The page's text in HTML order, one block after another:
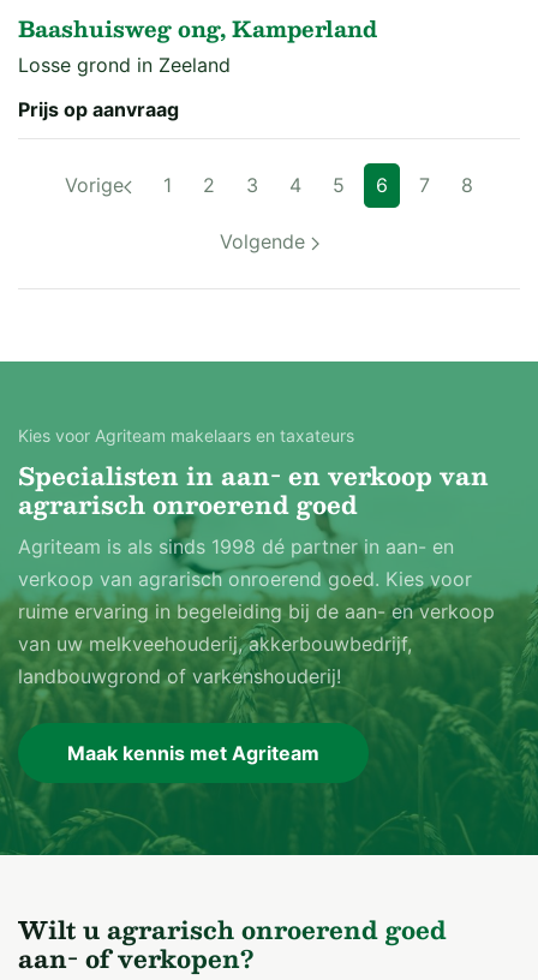
Baashuisweg ong, Kamperland
Losse grond in Zeeland
Prijs op aanvraag
Vorige 1 2 3 4 5 6 7 8
Volgende
Kies voor Agriteam makelaars en taxateurs
Specialisten in aan- en verkoop van
agrarisch onroerend goed
Agriteam is als sinds 1998 dé partner in aan- en
verkoop van agrarisch onroerend goed. Kies voor
ruime ervaring in begeleiding bij de aan- en verkoop
van uw melkveehouderij, akkerbouwbedrijf,
landbouwgrond of varkenshouderij!
Maak kennis met Agriteam
Wilt u agrarisch onroerend goed
aan- of verkopen?